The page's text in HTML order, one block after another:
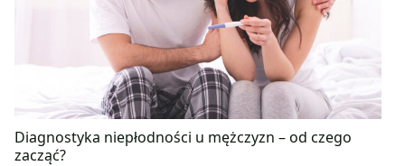
Diagnostyka niepłodności u mężczyzn – od czego
zacząć?